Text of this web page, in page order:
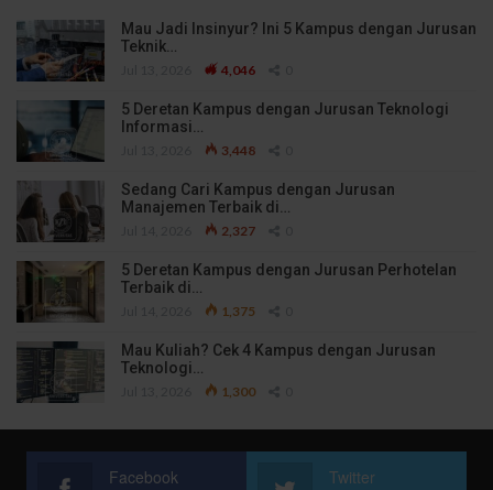
Mau Jadi Insinyur? Ini 5 Kampus dengan Jurusan
Teknik…
4,046
5 Deretan Kampus dengan Jurusan Teknologi
Informasi…
3,448
Sedang Cari Kampus dengan Jurusan
Manajemen Terbaik di…
2,327
5 Deretan Kampus dengan Jurusan Perhotelan
Terbaik di…
1,375
Mau Kuliah? Cek 4 Kampus dengan Jurusan
Teknologi…
1,300
Facebook Twitter